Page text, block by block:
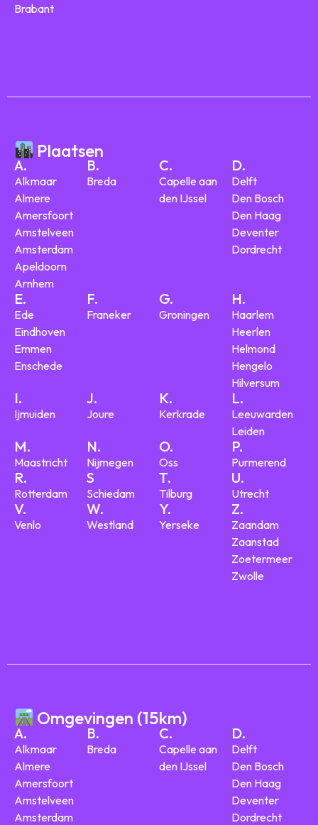
Brabant
Plaatsen
A.
Alkmaar
Almere
Amersfoort
Amstelveen
Amsterdam
Apeldoorn
Arnhem
B.
Breda
C.
Capelle aan
den IJssel
D.
Delft
Den Bosch
Den Haag
Deventer
Dordrecht
E.
Ede
Eindhoven
Emmen
Enschede
F.
Franeker
G.
Groningen
H.
Haarlem
Heerlen
Helmond
Hengelo
Hilversum
I.
Ijmuiden
J.
Joure
K.
Kerkrade
L.
Leeuwarden
Leiden
M.
Maastricht
N.
Nijmegen
O.
Oss
P.
Purmerend
R.
Rotterdam
S
Schiedam
T.
Tilburg
U.
Utrecht
V.
Venlo
W.
Westland
Y.
Yerseke
Z.
Zaandam
Zaanstad
Zoetermeer
Zwolle
Omgevingen (15km)
A.
Alkmaar
Almere
Amersfoort
Amstelveen
Amsterdam
B.
Breda
C.
Capelle aan
den IJssel
D.
Delft
Den Bosch
Den Haag
Deventer
Dordrecht